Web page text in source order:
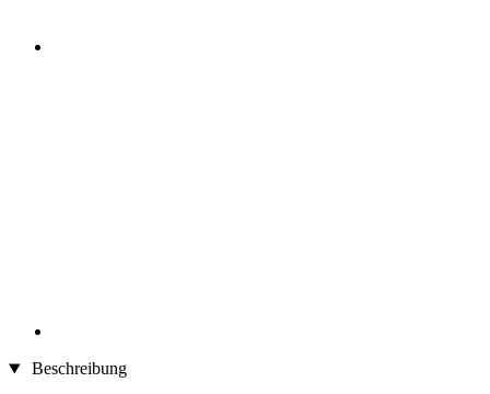
Beschreibung